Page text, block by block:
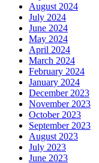
August 2024
July 2024
June 2024
May 2024
April 2024
March 2024
February 2024
January 2024
December 2023
November 2023
October 2023
September 2023
August 2023
July 2023
June 2023